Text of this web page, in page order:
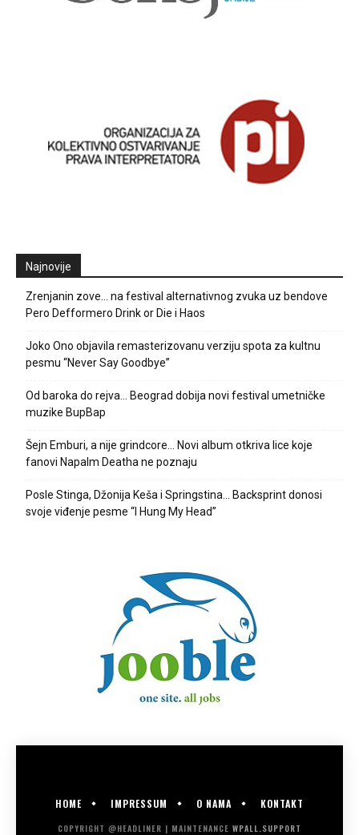
Najnovije
Zrenjanin zove… na festival alternativnog zvuka uz bendove
Pero Defformero Drink or Die i Haos
Joko Ono objavila remasterizovanu verziju spota za kultnu
pesmu “Never Say Goodbye”
Od baroka do rejva… Beograd dobija novi festival umetničke
muzike BupBap
Šejn Emburi, a nije grindcore… Novi album otkriva lice koje
fanovi Napalm Deatha ne poznaju
Posle Stinga, Džonija Keša i Springstina… Backsprint donosi
svoje viđenje pesme “I Hung My Head”
HOME IMPRESSUM O NAMA KONTAKT
COPYRIGHT @HEADLINER | MAINTENANCE WPALL.SUPPORT